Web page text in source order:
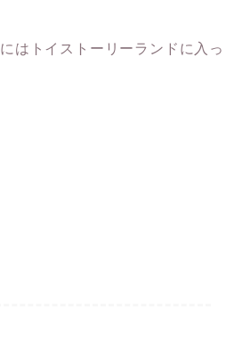
はトイストーリーランドに入っ